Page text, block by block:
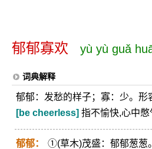
郁郁寡欢 yù yù guǎ
词典解释
郁郁：发愁的样子；寡：少。形
[be cheerless] 指不愉快,心中憋
郁郁：
①(草木)茂盛：郁郁葱葱。